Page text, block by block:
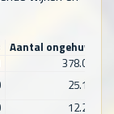
Aantal ongehuwd
378.056
25.100
12.245